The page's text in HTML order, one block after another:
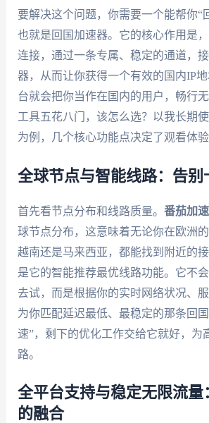
要解决这个问题，你需要一个能帮你“
也就是回国加速器。它的核心作用是
连接，通过一条专属、稳定的通道，
器，从而让你获得一个有效的国内IP
台就会把你当作在国内的用户，畅行
工具五花八门，该怎么选？以我长期
为例，几个核心功能点决定了观看体验
全球节点与智能线路：告别
首先看节点分布和线路质量。 番茄加
球节点分布，这意味着无论你在欧洲
越南还是马来西亚，都能找到附近的
是它的智能推荐最优线路功能。它不
去试，而是根据你的实时网络状况、
为你匹配延迟最低、最稳定的那条回
速”，剩下的优化工作交给它就好，为
路。
全平台支持与稳定无限流量
的融合